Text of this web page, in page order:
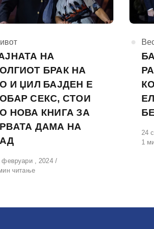
НА
БРАК НА
И ЏИЛ БАЈДЕН Е
СЕКС, СТОИ
НОВА КНИГА ЗА
ДАМА НА
февруари , 2024
читање
на
24
1